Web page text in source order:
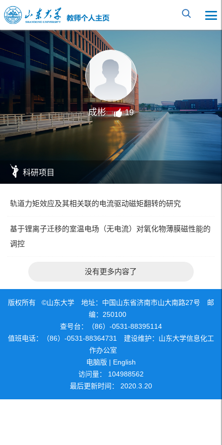
成彬 19
科研项目
轨道力矩效应及其相关联的电流驱动磁矩翻转的研究
基于锂离子迁移的室温电场（无电流）对氧化物薄膜磁性能的
调控
没有更多内容了
版权所有 ©山东大学 地址：中国山东省济南市山大南路27号 邮
编：250100
查号台：（86）-0531-88395114
值班电话：（86）-0531-88364731 建设维护：山东大学信息化工
作办公室
电脑版 | English
访问量： 104988562
最后更新时间： 2020 3 20